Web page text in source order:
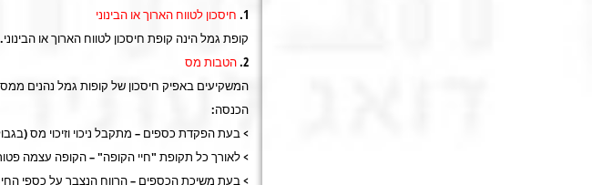
חיסכון לטווח הארוך או הבינוני
קופת גמל הינה קופת חיסכון לטווח הארוך או
הטבות מס
המשקיעים באפיק חיסכון של קופות גמל נהנים
הכנסה:
> בעת הפקדת כספים – מתקבל ניכוי וזיכוי מס
> לאורך כל תקופת "חיי הקופה" – הקופה עצמה
> בעת משיכת הכספים – הרווח הנצבר על כספי